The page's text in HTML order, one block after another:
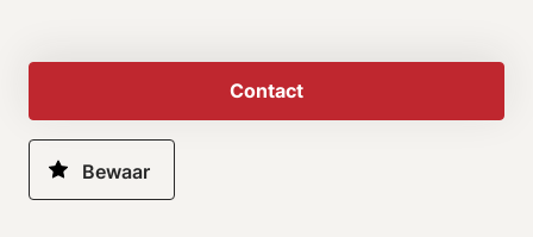
Contact